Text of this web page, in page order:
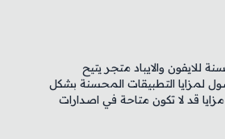
للايفون والايباد متجر يتيح
لمزايا التطبيقات المحسنة بشكل
قد لا تكون متاحة في اصدارات